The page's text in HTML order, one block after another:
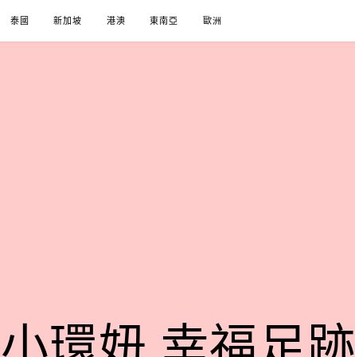
泰國 新加坡 港澳 東南亞 歐洲